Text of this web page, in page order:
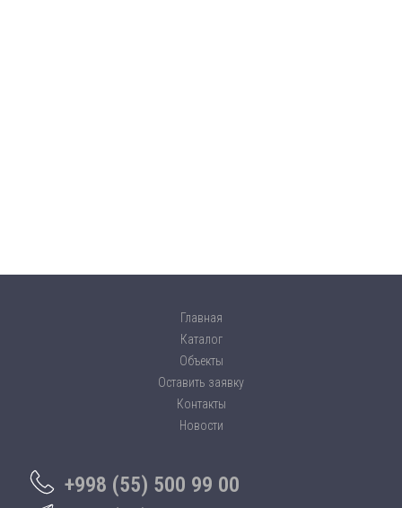
Главная
Каталог
Объекты
Оставить заявку
Контакты
Новости
+998 (55) 500 99 00